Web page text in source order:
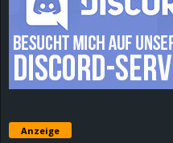
Anzeige